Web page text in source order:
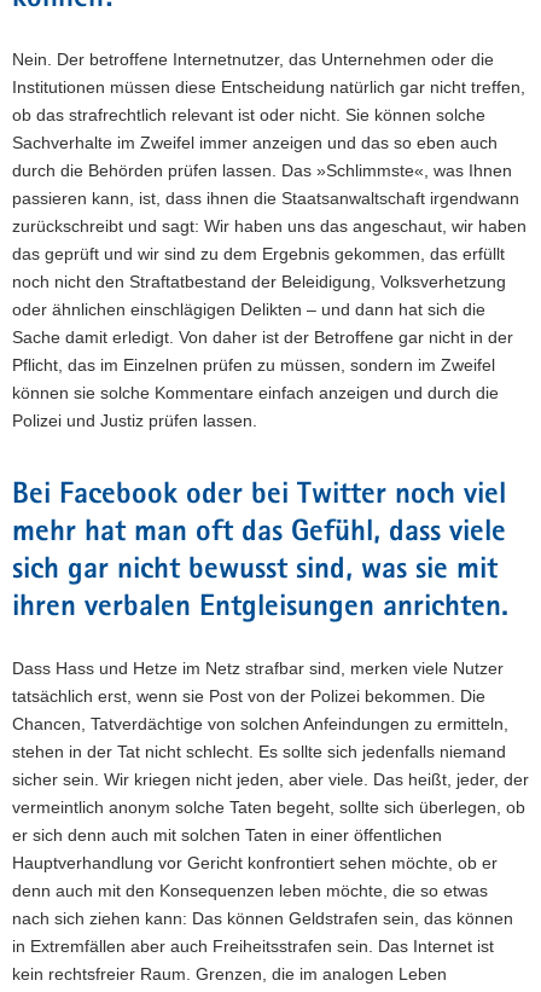
Nein. Der betroffene Internetnutzer, das Unternehmen oder die
Institutionen müssen diese Entscheidung natürlich gar nicht treffen,
ob das strafrechtlich relevant ist oder nicht. Sie können solche
Sachverhalte im Zweifel immer anzeigen und das so eben auch
durch die Behörden prüfen lassen. Das »Schlimmste«, was Ihnen
passieren kann, ist, dass ihnen die Staatsanwaltschaft irgendwann
zurückschreibt und sagt: Wir haben uns das angeschaut, wir haben
das geprüft und wir sind zu dem Ergebnis gekommen, das erfüllt
noch nicht den Straftatbestand der Beleidigung, Volksverhetzung
oder ähnlichen einschlägigen Delikten – und dann hat sich die
Sache damit erledigt. Von daher ist der Betroffene gar nicht in der
Pflicht, das im Einzelnen prüfen zu müssen, sondern im Zweifel
können sie solche Kommentare einfach anzeigen und durch die
Polizei und Justiz prüfen lassen.
Bei Facebook oder bei Twitter noch viel
mehr hat man oft das Gefühl, dass viele
sich gar nicht bewusst sind, was sie mit
ihren verbalen Entgleisungen anrichten.
Dass Hass und Hetze im Netz strafbar sind, merken viele Nutzer
tatsächlich erst, wenn sie Post von der Polizei bekommen. Die
Chancen, Tatverdächtige von solchen Anfeindungen zu ermitteln,
stehen in der Tat nicht schlecht. Es sollte sich jedenfalls niemand
sicher sein. Wir kriegen nicht jeden, aber viele. Das heißt, jeder, der
vermeintlich anonym solche Taten begeht, sollte sich überlegen, ob
er sich denn auch mit solchen Taten in einer öffentlichen
Hauptverhandlung vor Gericht konfrontiert sehen möchte, ob er
denn auch mit den Konsequenzen leben möchte, die so etwas
nach sich ziehen kann: Das können Geldstrafen sein, das können
in Extremfällen aber auch Freiheitsstrafen sein. Das Internet ist
kein rechtsfreier Raum. Grenzen, die im analogen Leben